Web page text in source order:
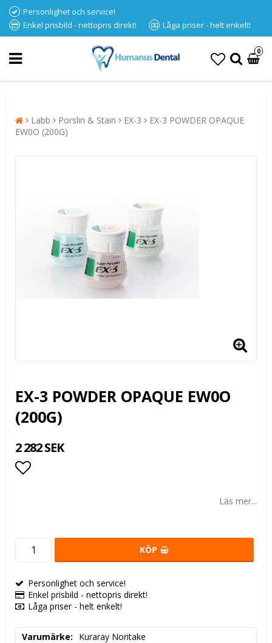
Personlighet och service!
Enkel prisbild - nettopris direkt!
Låga priser - helt enkelt!
0
Labb Porslin & Stain EX-3
EX-3 POWDER OPAQUE
EW0O (200G)
EX-3 POWDER OPAQUE EW0O
(200G)
2 282 SEK
Läs mer...
KÖP
Personlighet och service!
Enkel prisbild - nettopris direkt!
Låga priser - helt enkelt!
Varumärke Kuraray Noritake